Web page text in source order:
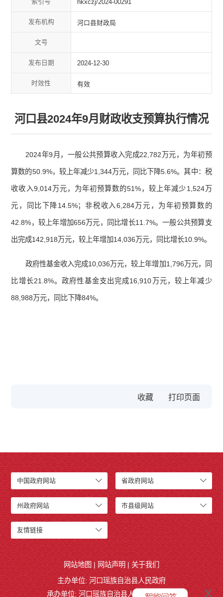
hkxczj/2024-00291
发布机构 河口县财政局
文号
发布日期 2024-12-30
时效性 有效
河口县2024年9月财政收支预算执行情况
2024年9月，一般公共预算收入完成22,782万元，为年初预
算数的50.9%，较上年减少1,344万元，同比下降5.6%。其中：税
收收入9,014万元，为年初预算数的51%，较上年减少1,524万
元，同比下降14.5%；非税收入6,284万元，为年初预算数的
42.8%，较上年增加656万元，同比增长11.7%。一般公共预算支
出完成142,918万元，较上年增加14,036万元，同比增长10.9%。
政府性基金收入完成10,036万元，较上年增加1,796万元，同
比增长21.8%。政府性基金支出完成16,910万元，较上年减少
88,988万元，同比下降84%。
收藏
中国政府网站 省政府网站
州政府网站 市县级网站
友情链接
网站地图 | 网站声明 | 关于我们
主办单位: 河口瑶族自治县人民政府
承办单位: 河口瑶族自治县人民政府办公室
x